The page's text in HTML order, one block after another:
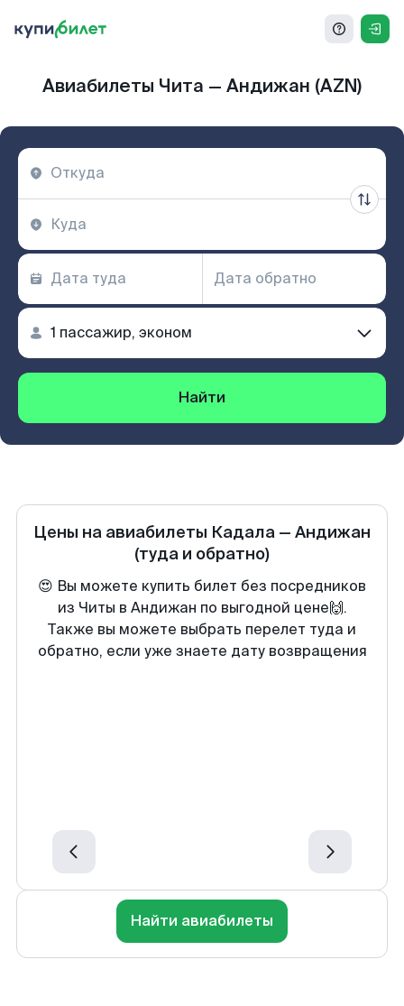
Авиабилеты Чита — Андижан (AZN)
Найти
Цены на авиабилеты Кадала — Андижан
(туда и обратно)
😍 Вы можете купить билет без посредников
из Читы в Андижан по выгодной цене🙌.
Также вы можете выбрать перелет туда и
обратно, если уже знаете дату возвращения
Найти авиабилеты